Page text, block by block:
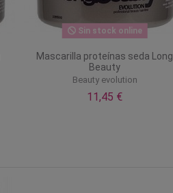
Sin stock online
Mascarilla proteínas seda Long
Beauty
Beauty evolution
11,45 €